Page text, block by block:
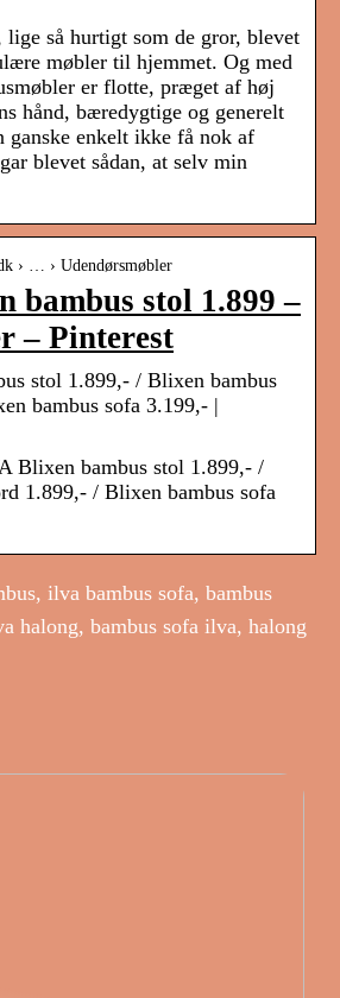
lige så hurtigt som de gror, blevet
møbler til hjemmet. Og med
er flotte, præget af høj
hånd, bæredygtige og generelt
ganske enkelt ikke få nok af
blevet sådan, at selv min
› … › Udendørsmøbler
bambus stol 1.899 –
– Pinterest
stol 1.899,- / Blixen bambus
bambus sofa 3.199,- |
Blixen bambus stol 1.899,- /
1.899,- / Blixen bambus sofa
ilva bambus sofa, bambus
halong, bambus sofa ilva, halong